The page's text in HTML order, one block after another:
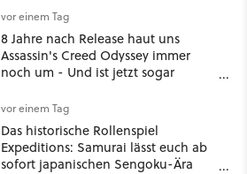
vor einem Tag
8 Jahre nach Release haut uns
Assassin's Creed Odyssey immer
noch um - Und ist jetzt sogar
vor einem Tag
Das historische Rollenspiel
Expeditions: Samurai lässt euch ab
sofort japanischen Sengoku-Ära